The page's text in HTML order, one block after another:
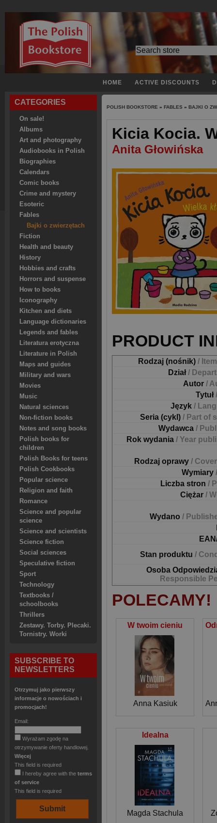
HOME ACTIVE DISCOUNTS
CATEGORIES
On sale!
Albums
Art and photography
Audiobooks in Polish
Biographies
Calendars
Comic books
Crime and mystery
Esoteric
Fables
Bajki o zwierzętach
Fiction
Health and beauty
History
Hobbies and crafts
Horrors and suspense
How to books
Iconography
Kitchen and diets
Language dictionaries
Legends and fables
Literatura erotyczna
Literature in Polish
Maps and guides
Military and wars
Movies
Music
Natural sciences
Non-fiction books
Notes and song books
Polish books for
children
Polish Books for teens
Polish Cookbooks
Popular science
Religion and faith
Romance
Science and popular
science
Science and scientists
Science fiction
Social sciences
Speculative fiction
Sport
Technology
Textbooks /
schoolbooks
Thrillers
Zestawy. Torby. Plecaki.
Tornistry. Worki
SUBSCRIBE TO
NEWSLETTERS
Otrzymuj jako pierwszy
informacje o nowościach i
promocjach!
Email:
Wyrażam zgodę na
otrzymywanie oferty handlowej.
Więcej
This field is required
I hereby agree with the terms
of service
This field is required
POLISH BOOKSTORE » FABLES » BAJKI O
Kicia Kocia.
Anita Głowińska
PRODUCT
Rodzaj (nośnik) /
Dział/
Autor /
Tytuł
Język /
Seria (cykl) / Part of
Wydawca /
Rok wydania / Year
Rodzaj oprawy /
Wymiary
Liczba stron /
Ciężar /
Wydano /
Stan produktu /
Osoba
Responsible
POLECAMY!
W twoim cieniu
Anna Kasiuk
Idealna
Magda Stachula